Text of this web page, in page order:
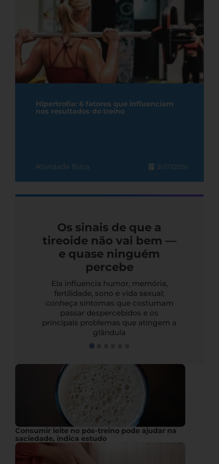
Hipertrofia: 6 fatores que influenciam
nos resultados do treino
Atividade física 31/07/2026
Os sinais de que a
tireoide não vai bem —
e quase ninguém
percebe
Ela influencia humor, memória,
fertilidade, sono e vida sexual;
conheça sintomas que costumam
passar despercebidos e os
principais problemas que atingem a
glândula
Consumir leite no pós-treino pode ajudar na
saciedade, indica estudo